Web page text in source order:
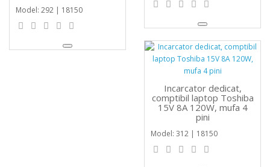
Model: 292 | 18150
Incarcator dedicat,
comptibil laptop Toshiba
15V 8A 120W, mufa 4
pini
Model: 312 | 18150